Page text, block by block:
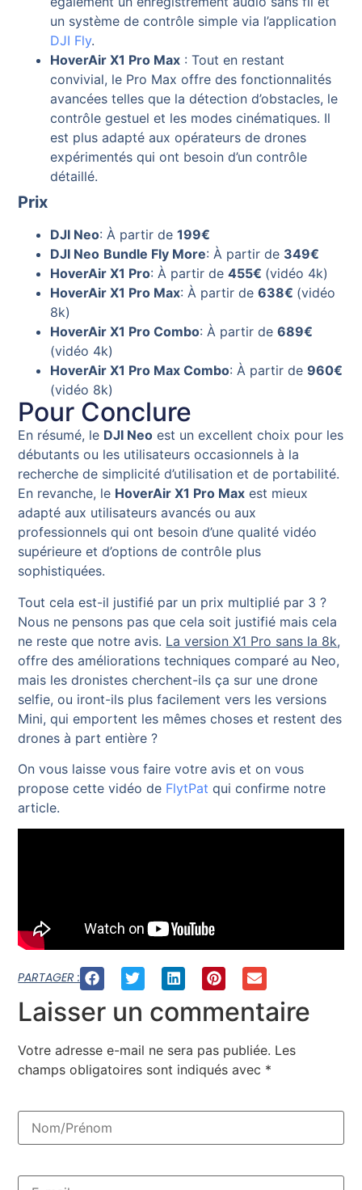
un système de contrôle simple via l’application
DJI Fly.
HoverAir X1 Pro Max : Tout en restant
convivial, le Pro Max offre des fonctionnalités
avancées telles que la détection d’obstacles, le
contrôle gestuel et les modes cinématiques. Il
est plus adapté aux opérateurs de drones
expérimentés qui ont besoin d’un contrôle
détaillé.
Prix
DJI Neo: À partir de199€
DJI Neo Bundle Fly More: À partir de 349€
HoverAir X1 Pro: À partir de455€ (vidéo 4k)
HoverAir X1 Pro Max: À partir de638€ (vidéo
8k)
HoverAir X1 Pro Combo: À partir de689€
(vidéo 4k)
HoverAir X1 Pro Max Combo: À partir de960€
(vidéo 8k)
Pour Conclure
En résumé, le DJI Neo est un excellent choix pour les
débutants ou les utilisateurs occasionnels à la
recherche de simplicité d’utilisation et de portabilité.
En revanche, le HoverAir X1 Pro Max est mieux
adapté aux utilisateurs avancés ou aux
professionnels qui ont besoin d’une qualité vidéo
supérieure et d’options de contrôle plus
sophistiquées.
Tout cela est-il justifié par un prix multiplié par 3 ?
Nous ne pensons pas que cela soit justifié mais cela
ne reste que notre avis. La version X1 Pro sans la 8k,
offre des améliorations techniques comparé au Neo,
mais les dronistes cherchent-ils ça sur une drone
selfie, ou iront-ils plus facilement vers les versions
Mini, qui emportent les mêmes choses et restent des
drones à part entière ?
On vous laisse vous faire votre avis et on vous
propose cette vidéo de FlytPat qui confirme notre
article.
PARTAGER :
Laisser un commentaire
Votre adresse e-mail ne sera pas publiée. Les
champs obligatoires sont indiqués avec *